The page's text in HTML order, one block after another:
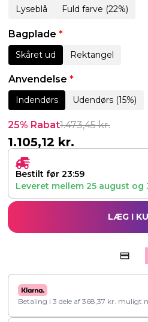
Lyseblå
Fuld farve (22%)
Bagplade *
Skåret ud Rektangel
Anvendelse *
Indendørs Udendørs (15%)
25% Rabat1.473,45kr.
1.105,12 kr.
Bestilt før 23:59
Leveret mellem 25 august og
LÆG I
Betaling i 3 dele af 368,37 kr. muligt